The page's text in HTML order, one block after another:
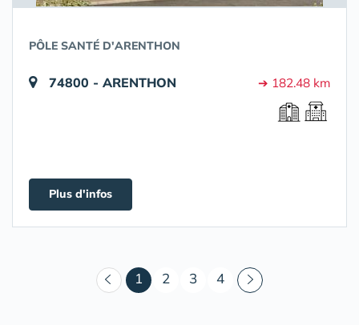
PÔLE SANTÉ D'ARENTHON
74800 - ARENTHON ➔ 182.48 km
Plus d'infos
1 (courant)
2 3 4